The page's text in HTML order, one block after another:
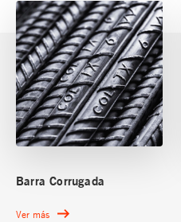
Barra Corrugada
Ver más